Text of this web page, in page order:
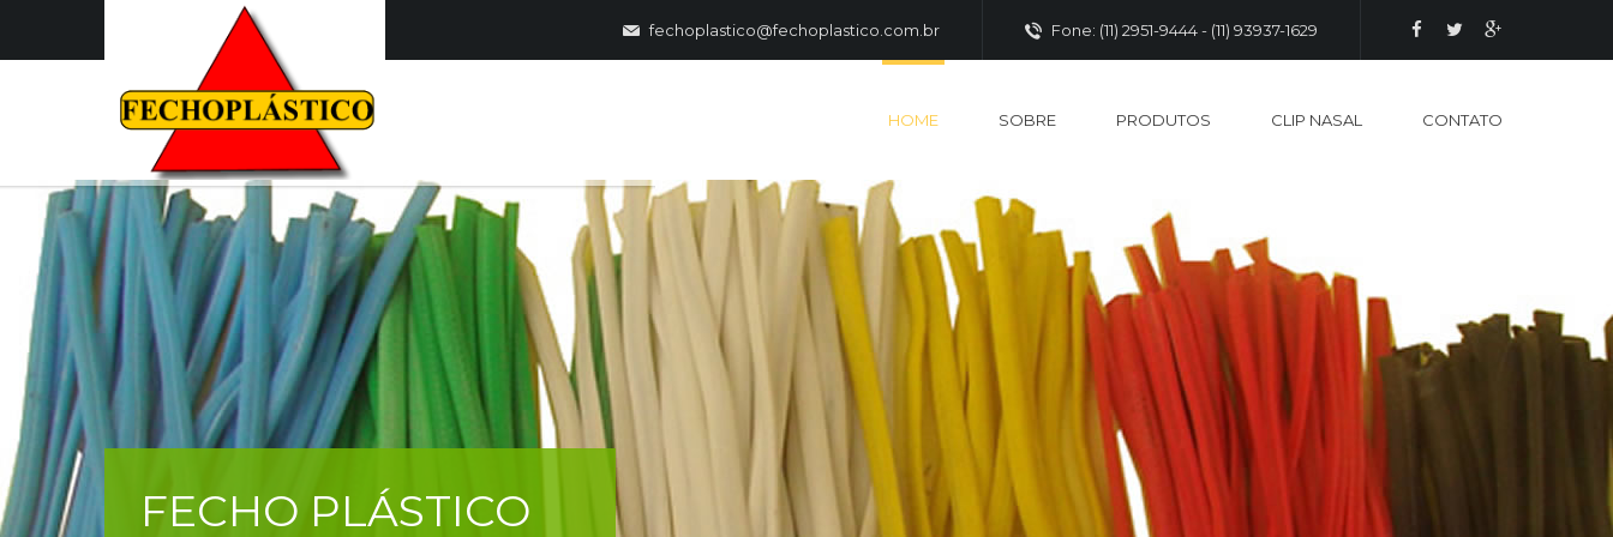
fechoplastico@fechoplastico.com.br Fone: (11) 2951-9444 - (11) 93937-1629
HOME SOBRE PRODUTOS CLIP NASAL CONTATO
FECHO PLÁSTICO